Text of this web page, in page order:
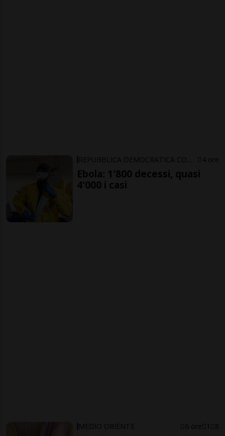
4 ore
Ebola: 1'800 decessi, quasi
4'000 i casi
MEDIO ORIENTE 6 ore 1 8